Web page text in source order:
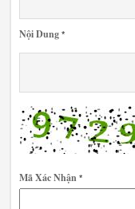
Nội Dung *
Mã Xác Nhận *